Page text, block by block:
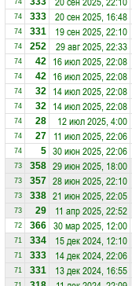
74
74 333 20 сен 2025, 16:48
74 331 19 сен 2025, 22:10
74 252 29 авг 2025, 22:33
74 42 16 июл 2025, 22:08
74 42 16 июл 2025, 22:08
74 32 14 июл 2025, 22:08
74 32 14 июл 2025, 22:08
74 28 12 июл 2025, 4:00
74 27 11 июл 2025, 22:06
74 5 30 июн 2025, 22:06
73 358 29 июн 2025, 18:00
73 357 28 июн 2025, 22:10
73 338 21 июн 2025, 22:05
73 29 11 апр 2025, 22:52
72 366 30 мар 2025, 12:00
71 334 15 дек 2024, 12:10
71 333 14 дек 2024, 22:06
71 331 13 дек 2024, 16:55